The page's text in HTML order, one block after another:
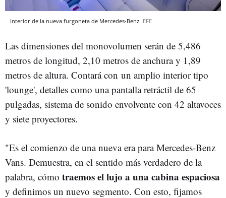
Interior de la nueva furgoneta de Mercedes-Benz EFE
Las dimensiones del monovolumen serán de 5,486
metros de longitud, 2,10 metros de anchura y 1,89
metros de altura. Contará con un amplio interior tipo
'lounge', detalles como una pantalla retráctil de 65
pulgadas, sistema de sonido envolvente con 42 altavoces
y siete proyectores.
"Es el comienzo de una nueva era para Mercedes-Benz
Vans. Demuestra, en el sentido más verdadero de la
palabra, cómo traemos el lujo a una cabina espaciosa
y definimos un nuevo segmento. Con esto, fijamos